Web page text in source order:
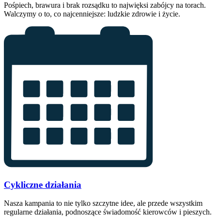
Pośpiech, brawura i brak rozsądku to najwięksi zabójcy na torach.
Walczymy o to, co najcenniejsze: ludzkie zdrowie i życie.
Cykliczne działania
Nasza kampania to nie tylko szczytne idee, ale przede wszystkim
regularne działania, podnoszące świadomość kierowców i pieszych.